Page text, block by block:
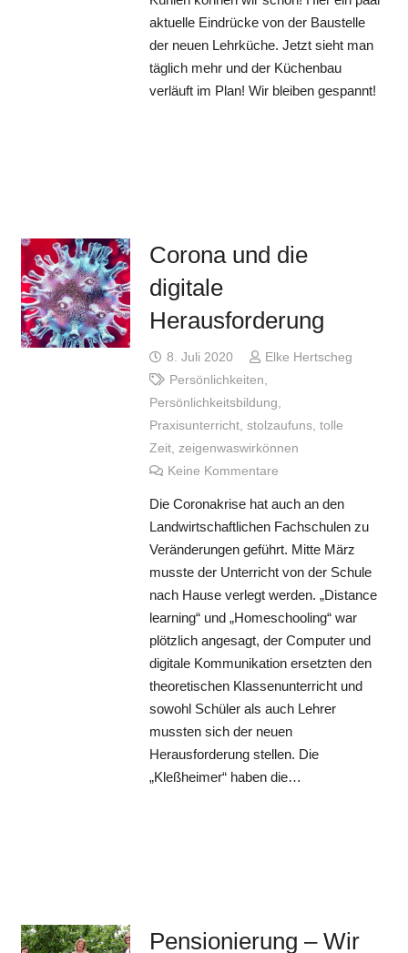
aktuelle Eindrücke von der Baustelle
der neuen Lehrküche. Jetzt sieht man
täglich mehr und der Küchenbau
verläuft im Plan! Wir bleiben gespannt!
Corona und die
digitale
Herausforderung
8. Juli 2020
Elke Hertscheg
Persönlichkeiten,
Persönlichkeitsbildung,
Praxisunterricht, stolzaufuns, tolle
Zeit, zeigenwaswirkönnen
Keine Kommentare
Die Coronakrise hat auch an den
Landwirtschaftlichen Fachschulen zu
Veränderungen geführt. Mitte März
musste der Unterricht von der Schule
nach Hause verlegt werden. „Distance
learning“ und „Homeschooling“ war
plötzlich angesagt, der Computer und
digitale Kommunikation ersetzten den
theoretischen Klassenunterricht und
sowohl Schüler als auch Lehrer
mussten sich der neuen
Herausforderung stellen. Die
„Kleßheimer“ haben die…
Pensionierung – Wir